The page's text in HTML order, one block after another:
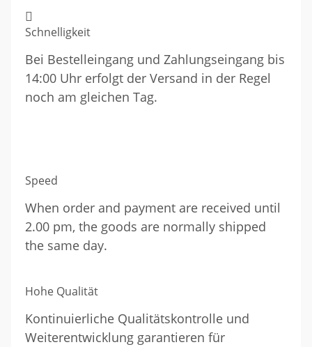
Schnelligkeit
Bei Bestelleingang und Zahlungseingang bis
14:00 Uhr erfolgt der Versand in der Regel
noch am gleichen Tag.
Speed
When order and payment are received until
2.00 pm, the goods are normally shipped
the same day.
Hohe Qualität
Kontinuierliche Qualitätskontrolle und
Weiterentwicklung garantieren für